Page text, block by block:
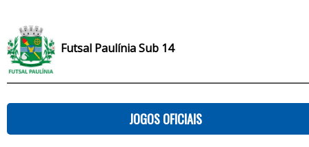
Futsal Paulínia Sub 14
JOGOS OFICIAIS